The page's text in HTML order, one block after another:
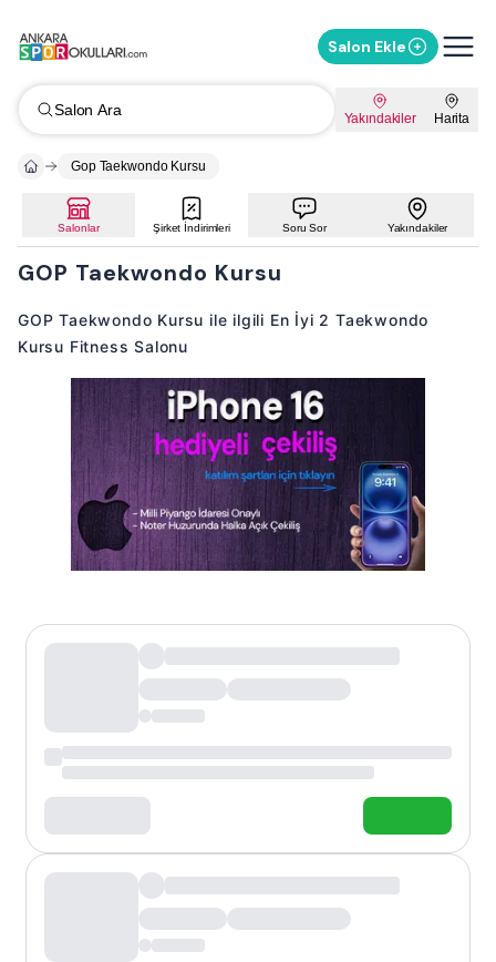
Salon Ekle
Salon Ara Yakındakiler Harita
Gop Taekwondo Kursu
Salonlar Şirket İndirimleri Soru Sor Yakındakiler
GOP Taekwondo Kursu
GOP Taekwondo Kursu ile ilgili En İyi 2 Taekwondo
Kursu Fitness Salonu